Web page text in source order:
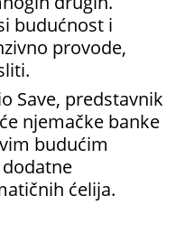
budućnost i
provode,
Save, predstavnik
njemačke banke
budućim
ćelija.